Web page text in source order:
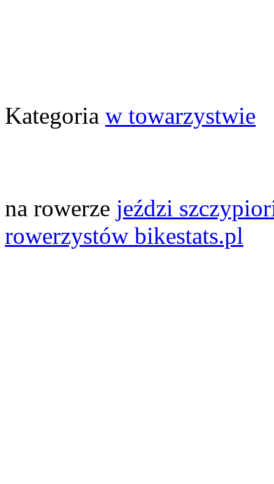
Kategoria w towarzystwie
na rowerze jeździ
rowerzystów bikestats.pl